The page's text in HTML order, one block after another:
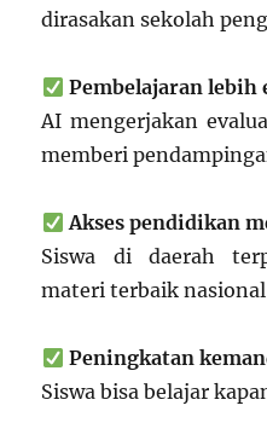
dirasakan sekolah
Pembelajaran lebih
AI mengerjakan
memberi
Akses pendidikan
Siswa di daerah
materi terbaik nasional
Peningkatan
Siswa bisa belajar